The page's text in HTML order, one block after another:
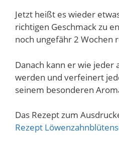
Jetzt heißt es wieder
richtigen Geschmack zu
noch ungefähr 2 Wochen
Danach kann er wie
werden und verfeinert
seinem besonderen
Das Rezept zum
Rezept